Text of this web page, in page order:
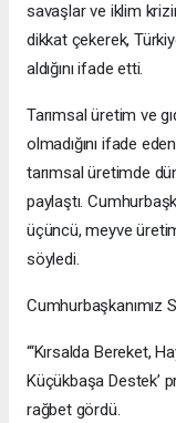
savaşlar ve iklim
dikkat çekerek,
aldığını ifade etti.
Tarımsal üretim ve
olmadığını ifade
tarımsal üretimde
paylaştı.
üçüncü, meyve
söyledi.
Cumhurbaşkanımız
“‘Kırsalda Bereket,
Küçükbaşa Destek’
rağbet gördü.